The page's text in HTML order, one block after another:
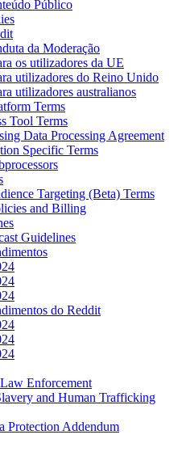
Público
da Moderação
os utilizadores da UE
utilizadores do Reino Unido
utilizadores australianos
Terms
Tool Terms
Data Processing Agreement
Specific Terms
Targeting (Beta) Terms
and Billing
Guidelines
do Reddit
Enforcement
and Human Trafficking
Protection Addendum